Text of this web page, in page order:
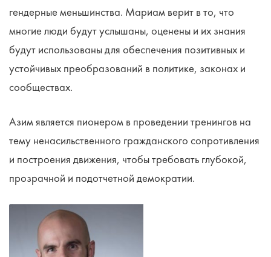
гендерные меньшинства. Мариам верит в то, что
многие люди будут услышаны, оценены и их знания
будут использованы для обеспечения позитивных и
устойчивых преобразований в политике, законах и
сообществах.
Азим является пионером в проведении тренингов на
тему ненасильственного гражданского сопротивления
и построения движения, чтобы требовать глубокой,
прозрачной и подотчетной демократии.